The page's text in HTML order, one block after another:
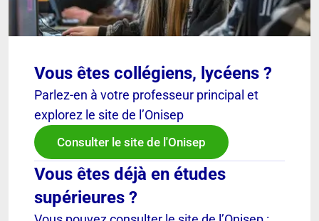
Vous êtes collégiens, lycéens ?
Parlez-en à votre professeur principal et
explorez le site de l’Onisep
Consulter le site de l'Onisep
Vous êtes déjà en études
supérieures ?